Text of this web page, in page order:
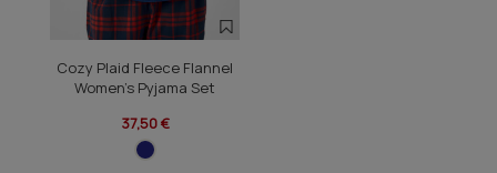
Cozy Plaid Fleece Flannel
Women's Pyjama Set
37,50 €